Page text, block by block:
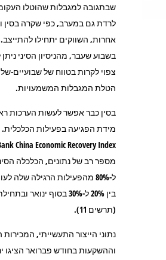
שבתגובה למגבלות שהוטלו
לרדת גם במערב, כפי שקרה בסין
אחרות, השווקים יתחילו להתייצב.
בשבוע שעבר, מהניסיון הסיני
צפוי לקרות בטווח של שבועיים-
הטלת המגבלות המשמעויות.
בסין כבר אפשר לעשות הערכות
מידת הפגיעה בפעילות
מספר רב של נתונים, הכלכלה
ל-80% מהפעילות הרגילה שלה
בין 20% ל-30% בסוף ינואר
(תרשים 11).
נתוני הייצור התעשייתי,
וההשקעות בחודש פברואר הציגו